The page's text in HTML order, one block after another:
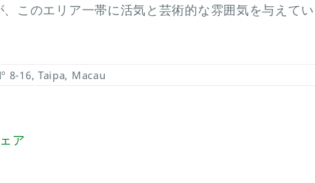
このエリア一帯に活気と芸術的な雰囲気を与えてい
8-16, Taipa, Macau
ア